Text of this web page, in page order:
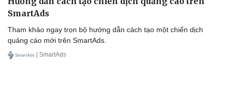
SmartAds
Tham khảo ngay trọn bộ hướng dẫn cách tạo một chiến dịch
quảng cáo mới trên SmartAds.
| SmartAds